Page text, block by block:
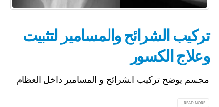
تركيب الشرائح والمسامير لتثبيت
وعلاج الكسور
مجسم يوضح تركيب الشرائح و المسامير داخل العظام
READ MORE...